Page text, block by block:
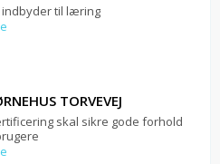
indbyder til læring
TORVEVEJ
skal sikre gode forhold